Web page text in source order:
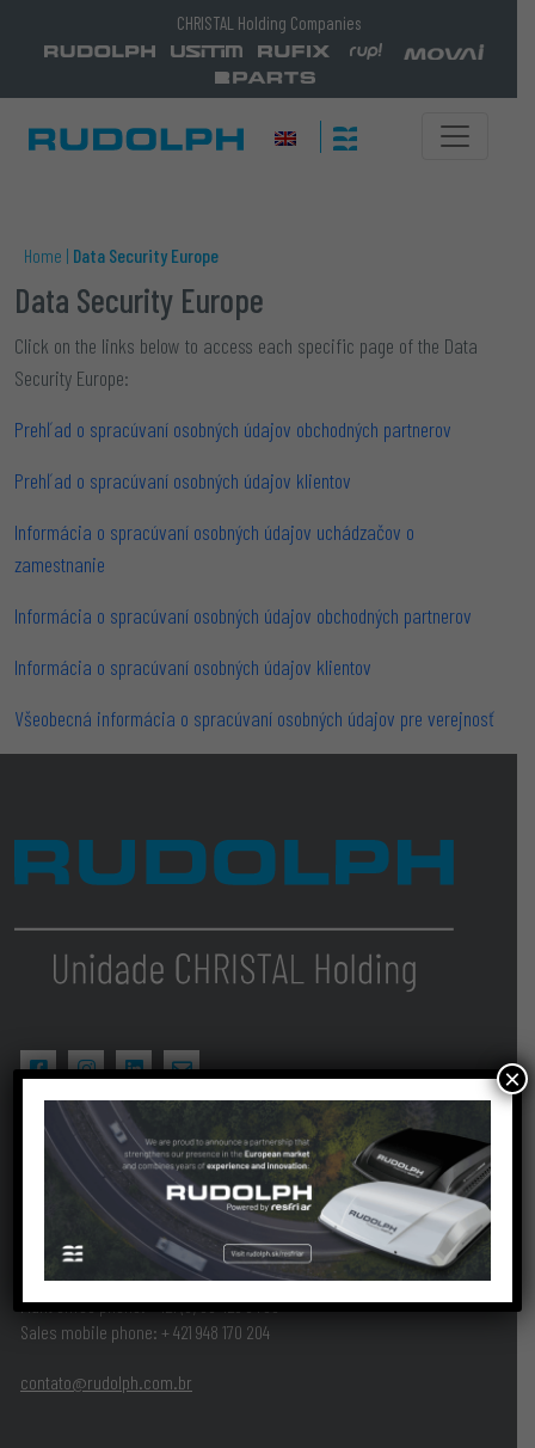
CHRISTAL Holding Companies
Home | Data Security Europe
Data Security Europe​
Click on the links below to access each specific page of the Data
Security Europe:
Prehľad o spracúvaní osobných údajov obchodných partnerov
Prehľad o spracúvaní osobných údajov klientov
Informácia o spracúvaní osobných údajov uchádzačov o
zamestnanie
Informácia o spracúvaní osobných údajov obchodných partnerov
Informácia o spracúvaní osobných údajov klientov
Všeobecná informácia o spracúvaní osobných údajov pre verejnosť
RUDOLPH Usinados S/A.
Braziladdress – Rodovia SC 110, nº 2661 – Padre Martinho Stein – Timbó
89094-260– +55 47 3281-2800
RUDOLPH USINADOS SK, s.r.o.
Europeaddress – Radlinského 17/B, 1280 – Zip code 052 01
Spišská Nová Ves, Slovakia
Plant office phone: ‪+421 (0) 53 429 94 93‬
Sales mobile phone: ‪+ 421 948 170 204
contato@rudolph.com.br
×